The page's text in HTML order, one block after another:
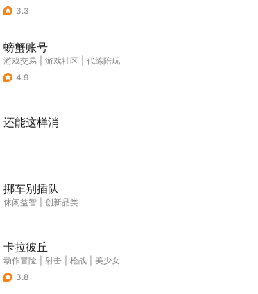
3.3
螃蟹账号
游戏交易 游戏社区
代练陪玩
4.9
还能这样消
挪车别插队
休闲益智 创新品类
卡拉彼丘
动作冒险 射击 枪战
美少女
3.8